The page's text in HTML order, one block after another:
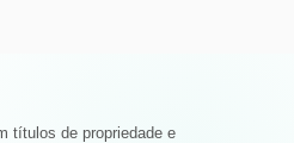
títulos de propriedade e